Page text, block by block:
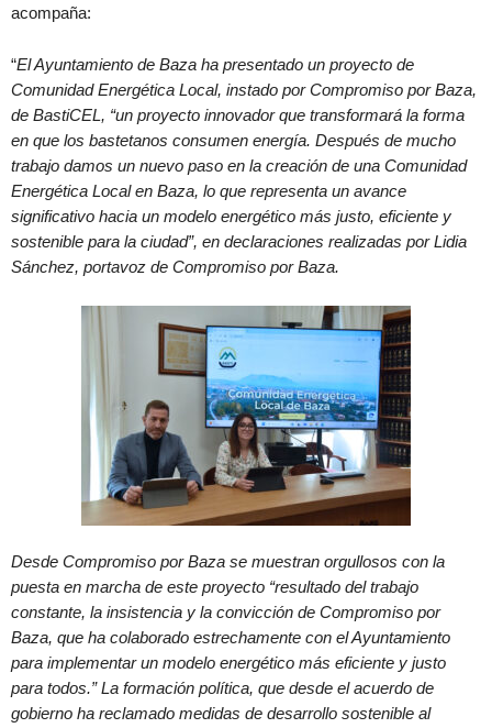
acompaña:
“El Ayuntamiento de Baza ha presentado un proyecto de
Comunidad Energética Local, instado por Compromiso por Baza,
de BastiCEL, “un proyecto innovador que transformará la forma
en que los bastetanos consumen energía. Después de mucho
trabajo damos un nuevo paso en la creación de una Comunidad
Energética Local en Baza, lo que representa un avance
significativo hacia un modelo energético más justo, eficiente y
sostenible para la ciudad”, en declaraciones realizadas por Lidia
Sánchez, portavoz de Compromiso por Baza.
Desde Compromiso por Baza se muestran orgullosos con la
puesta en marcha de este proyecto “resultado del trabajo
constante, la insistencia y la convicción de Compromiso por
Baza, que ha colaborado estrechamente con el Ayuntamiento
para implementar un modelo energético más eficiente y justo
para todos.” La formación política, que desde el acuerdo de
gobierno ha reclamado medidas de desarrollo sostenible al